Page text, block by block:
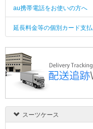
au携帯電話をお使いの方へ
延長料金等の個別カード支払
スーツケース